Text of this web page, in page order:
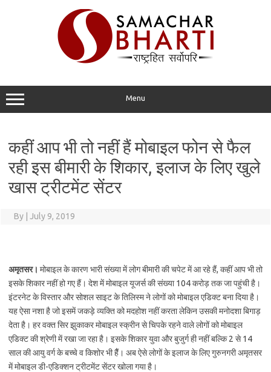
Menu
कहीं आप भी तो नहीं हैं मोबाइल फोन से फैल
रही इस बीमारी के शिकार, इलाज के लिए खुले
खास ट्रीटमेंट सेंटर
By July 9, 2019
अमृतसर। मोबाइल के कारण भारी संख्‍या में लोग बीमारी की चपेट में आ रहे हैं, कहीं आप भी तो
इसके शिकार नहीं हो गए हैं। देश में मोबाइल यूजर्स की संख्या 104 करोड़ तक जा पहुंची है।
इंटरनेट के विस्तार और सोशल साइट के तिलिस्म ने लोगों को मोबाइल एडिक्ट बना दिया है।
यह ऐसा नशा है जो इसमें जकड़े व्यक्ति को मदहोश नहीं करता लेकिन उसकी मनोदशा बिगाड़
देता है। हर वक्त सिर झुकाकर मोबाइल स्क्रीन से चिपके रहने वाले लोगों को मोबाइल
एडिक्ट की श्रेणी में रखा जा रहा है। इसके शिकार युवा और बुजुर्ग ही नहीं बल्कि 2 से 14
साल की आयु वर्ग के बच्चे व किशोर भी हैैं। अब ऐसे लोगों के इलाज के लिए गुरुनगरी अमृतसर
में मोबाइल डी-एडिक्शन ट्रीटमेंट सेंटर खोला गया है।